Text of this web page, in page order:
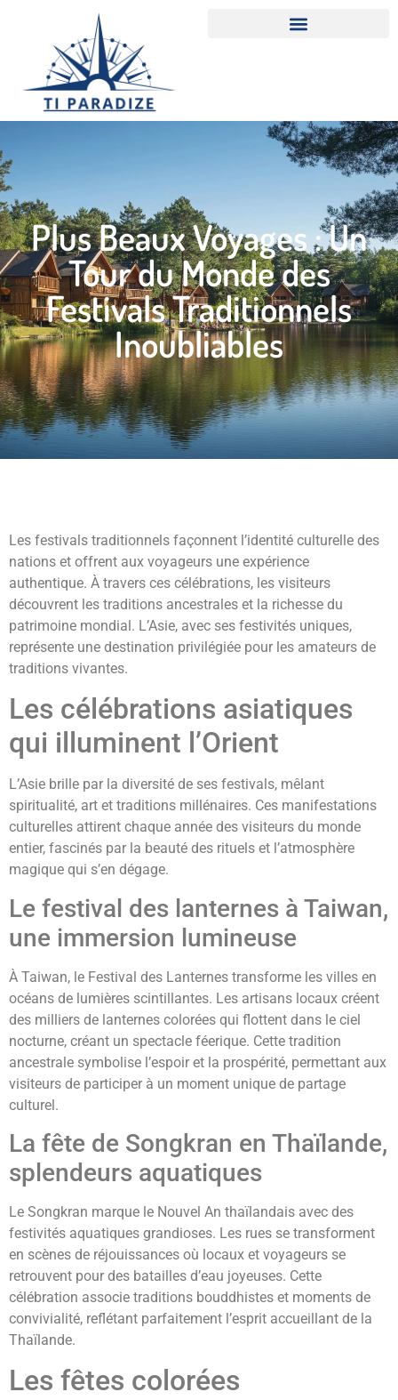
Plus Beaux Voyages : Un
Tour du Monde des
Festivals Traditionnels
Inoubliables
Les festivals traditionnels façonnent l’identité culturelle des
nations et offrent aux voyageurs une expérience
authentique. À travers ces célébrations, les visiteurs
découvrent les traditions ancestrales et la richesse du
patrimoine mondial. L’Asie, avec ses festivités uniques,
représente une destination privilégiée pour les amateurs de
traditions vivantes.
Les célébrations asiatiques
qui illuminent l’Orient
L’Asie brille par la diversité de ses festivals, mêlant
spiritualité, art et traditions millénaires. Ces manifestations
culturelles attirent chaque année des visiteurs du monde
entier, fascinés par la beauté des rituels et l’atmosphère
magique qui s’en dégage.
Le festival des lanternes à Taiwan,
une immersion lumineuse
À Taiwan, le Festival des Lanternes transforme les villes en
océans de lumières scintillantes. Les artisans locaux créent
des milliers de lanternes colorées qui flottent dans le ciel
nocturne, créant un spectacle féerique. Cette tradition
ancestrale symbolise l’espoir et la prospérité, permettant aux
visiteurs de participer à un moment unique de partage
culturel.
La fête de Songkran en Thaïlande,
splendeurs aquatiques
Le Songkran marque le Nouvel An thaïlandais avec des
festivités aquatiques grandioses. Les rues se transforment
en scènes de réjouissances où locaux et voyageurs se
retrouvent pour des batailles d’eau joyeuses. Cette
célébration associe traditions bouddhistes et moments de
convivialité, reflétant parfaitement l’esprit accueillant de la
Thaïlande.
Les fêtes colorées